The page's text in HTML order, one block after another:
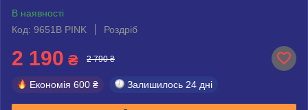
В наявності
Код: 9651B PINK
Роздріб
2 190 ₴ 2 790 ₴
Економія 600 ₴ Залишилось 24 дні